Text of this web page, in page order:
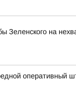
Зеленского на
оперативный